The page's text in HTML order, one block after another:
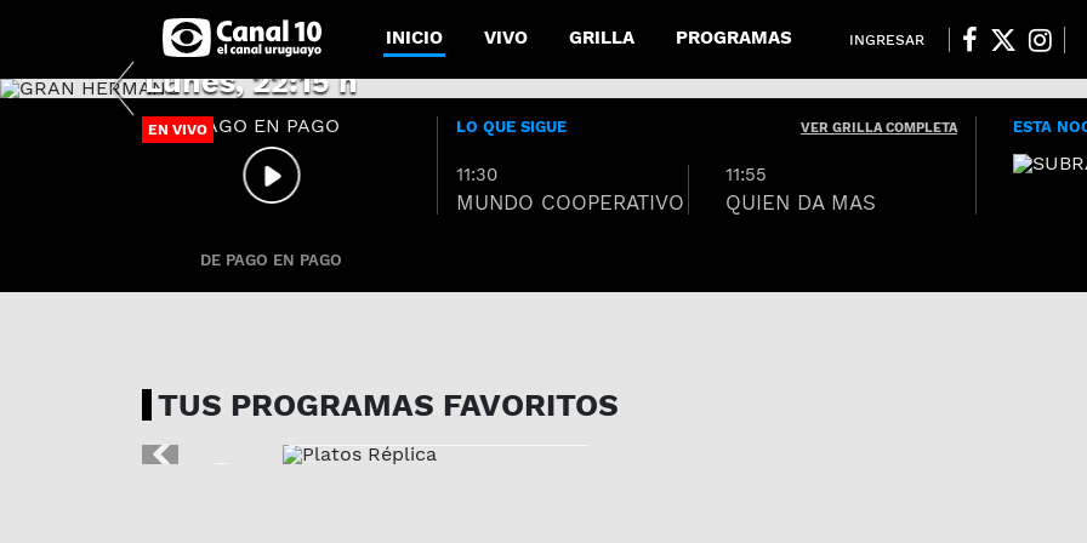
INICIO VIVO GRILLA PROGRAMAS INGRESAR
GRAN HERMANO
Lunes, 22:15 h
MIRALO AHORA
Previous
EN VIVO
DE PAGO EN PAGO
LO QUE SIGUE VER GRILLA COMPLETA
11:30
MUNDO COOPERATIVO
11:55
QUIEN DA MAS
ESTA
TUS PROGRAMAS FAVORITOS
Platos Réplica
Previous